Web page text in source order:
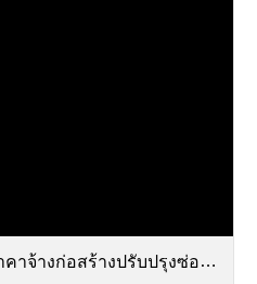
มแซมอาคารเรียน อาคารประกอบและสิ่งก่อสร้างอื่….pdf